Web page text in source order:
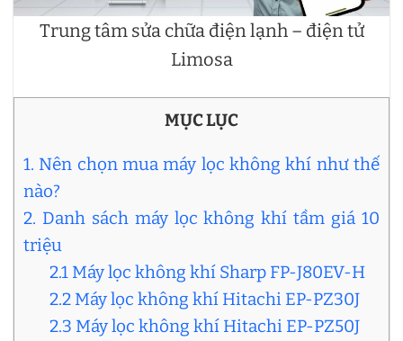
Trung tâm sửa chữa điện lạnh – điện tử
Limosa
MỤC LỤC
1. Nên chọn mua máy lọc không khí như thế
nào?
2. Danh sách máy lọc không khí tầm giá 10
triệu
2.1 Máy lọc không khí Sharp FP-J80EV-H
2.2 Máy lọc không khí Hitachi EP-PZ30J
2.3 Máy lọc không khí Hitachi EP-PZ50J